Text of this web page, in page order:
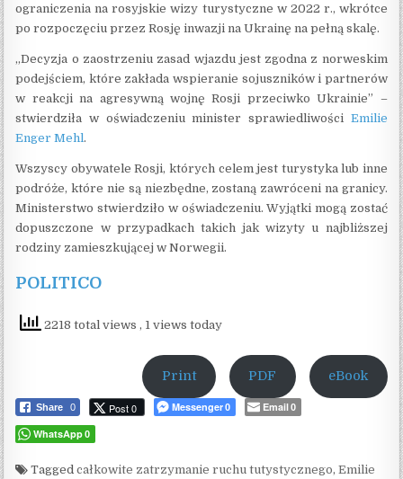
ograniczenia na rosyjskie wizy turystyczne w 2022 r., wkrótce
po rozpoczęciu przez Rosję inwazji na Ukrainę na pełną skalę.
„Decyzja o zaostrzeniu zasad wjazdu jest zgodna z norweskim
podejściem, które zakłada wspieranie sojuszników i partnerów
w reakcji na agresywną wojnę Rosji przeciwko Ukrainie” –
stwierdziła w oświadczeniu minister sprawiedliwości Emilie
Enger Mehl.
Wszyscy obywatele Rosji, których celem jest turystyka lub inne
podróże, które nie są niezbędne, zostaną zawróceni na granicy.
Ministerstwo stwierdziło w oświadczeniu. Wyjątki mogą zostać
dopuszczone w przypadkach takich jak wizyty u najbliższej
rodziny zamieszkującej w Norwegii.
POLITICO
2218 total views, 1 views today
Print PDF eBook
Share 0 Post 0 Messenger 0 Email 0
WhatsApp 0
Taggedcałkowite zatrzymanie ruchu tutystycznego,Emilie